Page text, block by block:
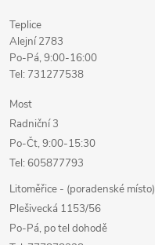
Teplice
Alejní 2783
Po-Pá, 9:00-16:00
Tel: 731277538
Most
Radniční 3
Po-Čt, 9:00-15:30
Tel: 605877793
Litoměřice - (poradenské místo)
Plešivecká 1153/56
Po-Pá, po tel dohodě